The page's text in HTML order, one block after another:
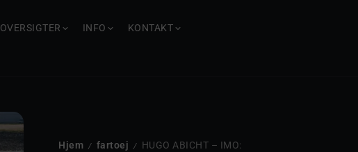
OVERSIGTER INFO KONTAKT
Hjem / fartoej / HUGO ABICHT – IMO: